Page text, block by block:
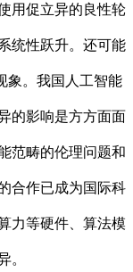
用促立异的良性轮
统性跃升。还可能
象。我国人工智能
的影响是方方面面
范畴的伦理问题和
合作已成为国际科
力等硬件、算法模
。